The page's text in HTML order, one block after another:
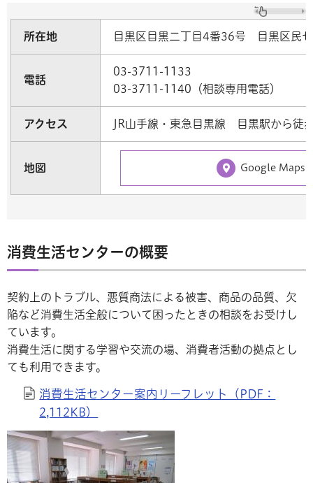
所在地 目黒区目黒二丁目4番36号 目黒区民
電話
03-3711-1133
03-3711-1140（相談専用電話）
アクセス JR山手線・東急目黒線 目黒駅から徒
地図 Google Maps
消費生活センターの概要
契約上のトラブル、悪質商法による被害、商品の品質、欠
陥など消費生活全般について困ったときの相談をお受けし
ています。
消費生活に関する学習や交流の場、消費者活動の拠点とし
ても利用できます。
消費生活センター案内リーフレット（PDF：
2,112KB）